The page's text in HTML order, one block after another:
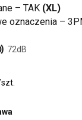
– TAK (XL)
oznaczenia –
72dB